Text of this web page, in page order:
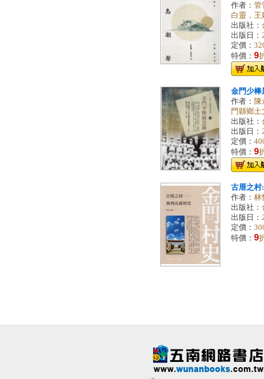
作者： 管
白靈，王
出版社：
出版日：
定價：
特價： 9
金門少棒
作者： 陳
門縣鄉
出版社：
出版日：
定價：
特價： 9
古厝之村
作者： 林
出版社：
出版日：
定價：
特價： 9